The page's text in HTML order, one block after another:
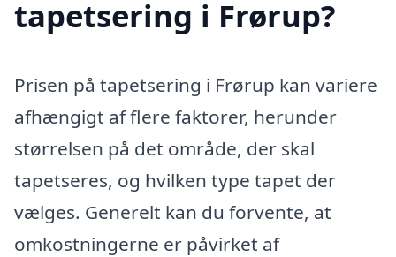
tapetsering i Frørup?
Prisen på tapetsering i Frørup kan variere
afhængigt af flere faktorer, herunder
størrelsen på det område, der skal
tapetseres, og hvilken type tapet der
vælges. Generelt kan du forvente, at
omkostningerne er påvirket af